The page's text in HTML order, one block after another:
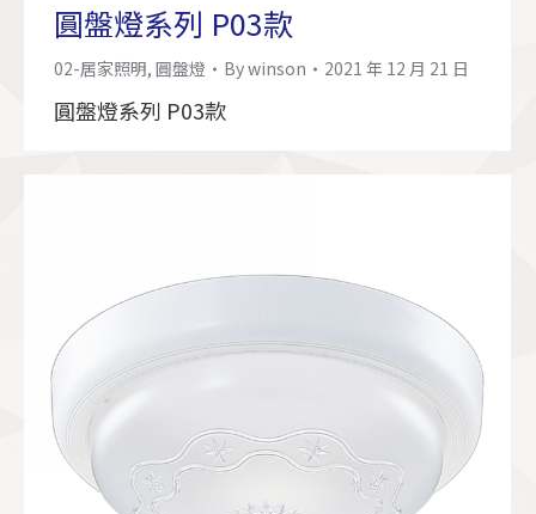
圓盤燈系列 P03款
02-居家照明, 圓盤燈 Bywinson 2021 年 12 月 21 日
圓盤燈系列 P03款